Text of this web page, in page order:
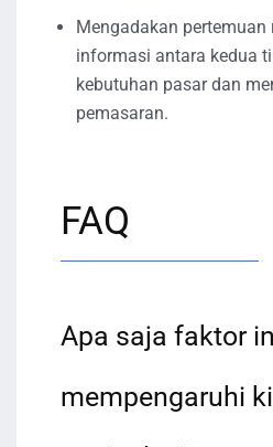
Mengadakan pertemuan
informasi antara kedua
kebutuhan pasar dan
pemasaran.
FAQ
Apa saja faktor
mempengaruhi